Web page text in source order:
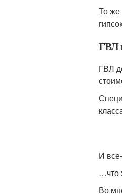
То же
ГВЛ
ГВЛ
И
…что
Во